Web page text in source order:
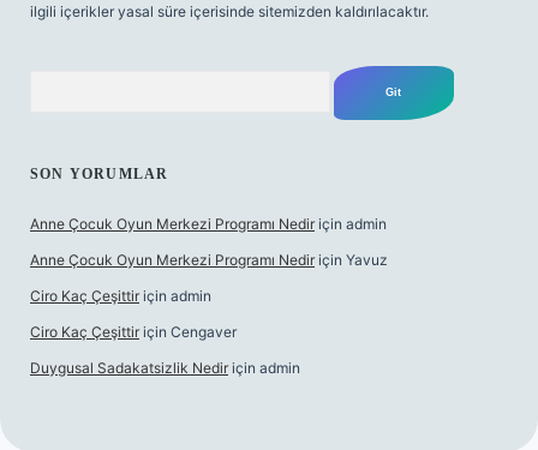
ilgili içerikler yasal süre içerisinde sitemizden kaldırılacaktır.
SON YORUMLAR
Anne Çocuk Oyun Merkezi Programı Nedir için admin
Anne Çocuk Oyun Merkezi Programı Nedir için Yavuz
Ciro Kaç Çeşittir için admin
Ciro Kaç Çeşittir için Cengaver
Duygusal Sadakatsizlik Nedir için admin